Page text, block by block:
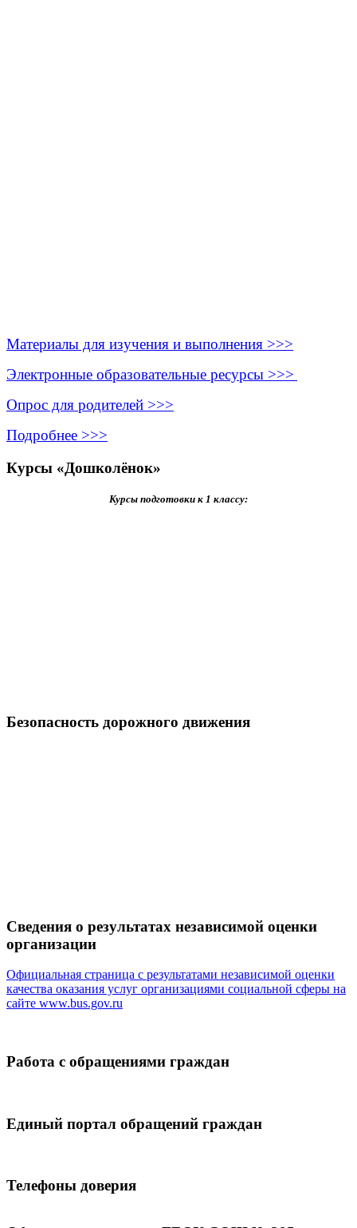
Материалы для изучения и выполнения >>>
Электронные образовательные ресурсы >>>
Опрос для родителей >>>
Подробнее >>>
Курсы «Дошколёнок»
Курсы подготовки к 1 классу:
Безопасность дорожного движения
Сведения о результатах независимой оценки
организации
Официальная страница с результатами независимой оценки
качества оказания услуг организациями социальной сферы на
сайте www.bus.gov.ru
Работа с обращениями граждан
Единый портал обращений граждан
Телефоны доверия